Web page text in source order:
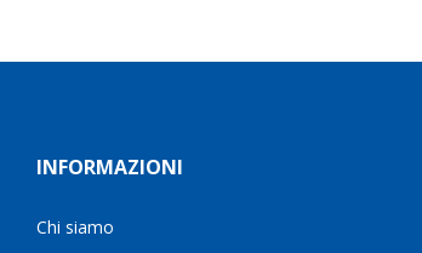
INFORMAZIONI
Chi siamo